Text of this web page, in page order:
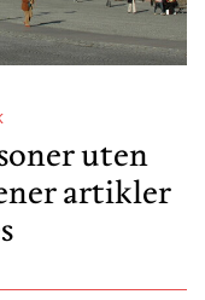
uten
artikler